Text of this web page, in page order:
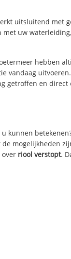
uitsluitend met
uw
hebben
vandaag
getroffen en direct
kunnen
mogelijkheden
riool verstopt.